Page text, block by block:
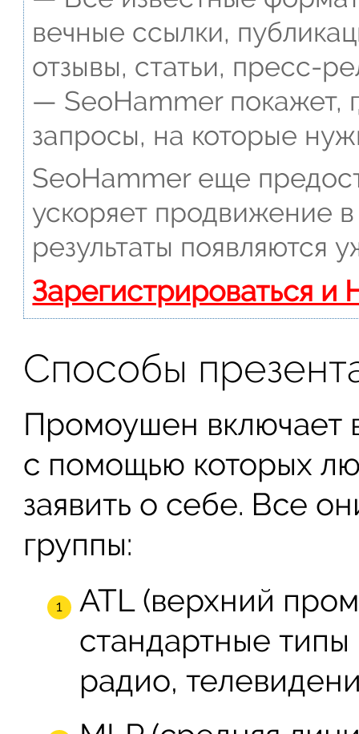
вечные ссылки,
отзывы, статьи, пресс-
— SeoHammer покажет,
запросы, на которые
SeoHammer еще
ускоряет продвижение
результаты появляются
Зарегистрироваться и
Способы
Промоушен включает
с помощью которых
заявить о себе. Все
группы:
ATL (верхний
стандартные
радио,